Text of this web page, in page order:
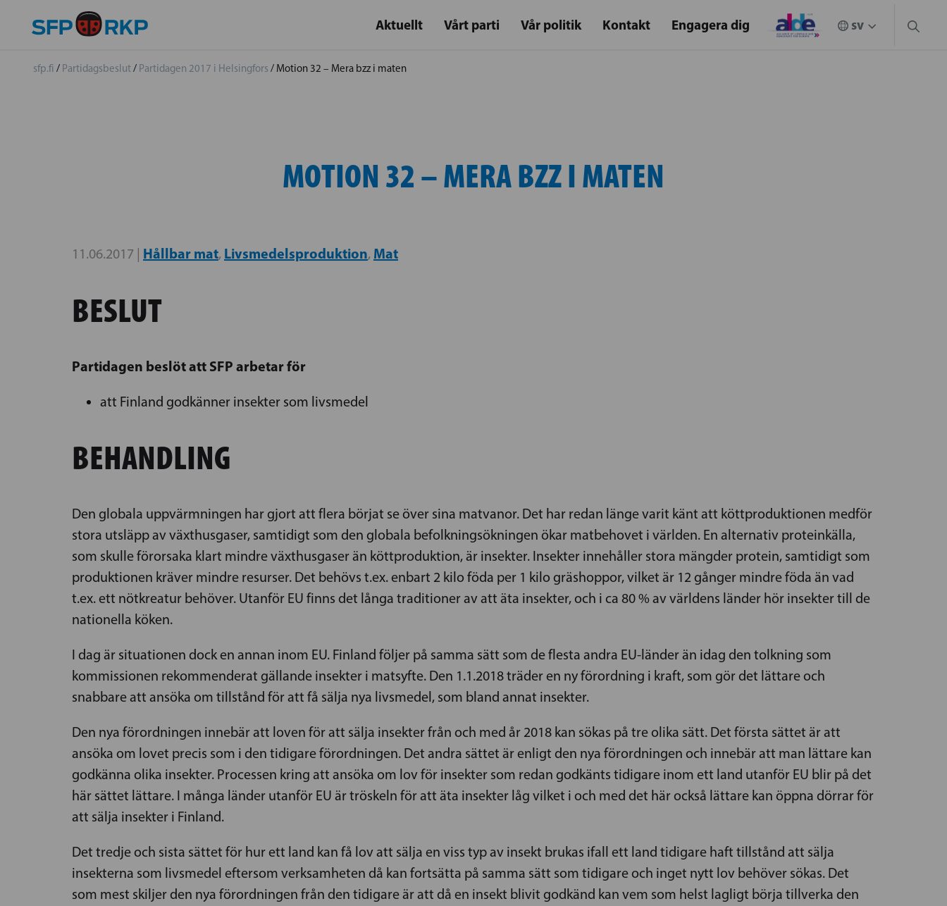
Aktuellt Vårt parti Vår politik Kontakt Engagera dig
sfp.fi / Partidagsbeslut/ Partidagen 2017 i Helsingfors / Motion 32 – Mera bzz i maten
MOTION 32 – MERA BZZ I MATEN
11.06.2017 | Hållbar mat, Livsmedelsproduktion, Mat
BESLUT
Partidagen beslöt att SFP arbetar för
att Finland godkänner insekter som livsmedel
BEHANDLING
Den globala uppvärmningen har gjort att flera börjat se över sina matvanor. Det har redan länge varit känt att köttproduktionen medför
stora utsläpp av växthusgaser, samtidigt som den globala befolkningsökningen ökar matbehovet i världen. En alternativ proteinkälla,
som skulle förorsaka klart mindre växthusgaser än köttproduktion, är insekter. Insekter innehåller stora mängder protein, samtidigt som
produktionen kräver mindre resurser. Det behövs t.ex. enbart 2 kilo föda per 1 kilo gräshoppor, vilket är 12 gånger mindre föda än vad
t.ex. ett nötkreatur behöver. Utanför EU finns det långa traditioner av att äta insekter, och i ca 80 % av världens länder hör insekter till de
nationella köken.
I dag är situationen dock en annan inom EU. Finland följer på samma sätt som de flesta andra EU-länder än idag den tolkning som
kommissionen rekommenderat gällande insekter i matsyfte. Den 1.1.2018 träder en ny förordning i kraft, som gör det lättare och
snabbare att ansöka om tillstånd för att få sälja nya livsmedel, som bland annat insekter.
Den nya förordningen innebär att loven för att sälja insekter från och med år 2018 kan sökas på tre olika sätt. Det första sättet är att
ansöka om lovet precis som i den tidigare förordningen. Det andra sättet är enligt den nya förordningen och innebär att man lättare kan
godkänna olika insekter. Processen kring att ansöka om lov för insekter som redan godkänts tidigare inom ett land utanför EU blir på det
här sättet lättare. I många länder utanför EU är tröskeln för att äta insekter låg vilket i och med det här också lättare kan öppna dörrar för
att sälja insekter i Finland.
Det tredje och sista sättet för hur ett land kan få lov att sälja en viss typ av insekt brukas ifall ett land tidigare haft tillstånd att sälja
insekterna som livsmedel eftersom verksamheten då kan fortsätta på samma sätt som tidigare och inget nytt lov behöver sökas. Det
som mest skiljer den nya förordningen från den tidigare är att då en insekt blivit godkänd kan vem som helst lagligt börja tillverka den